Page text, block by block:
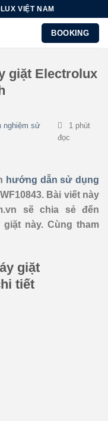
VIỆT NAM
BOOKING
giặt Electrolux
nghiệm sử
1 phút
đọc
hướng dẫn sử dụng
Bài viết này
sẽ chia sẻ đến
này. Cùng tham
giặt
tiết